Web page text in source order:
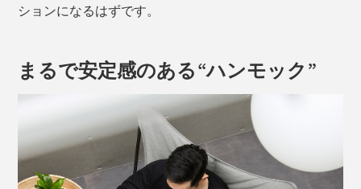
ションになるはずです。
まるで安定感のある“ハンモック”